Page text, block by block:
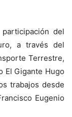
del
a través del
Terrestre,
El Gigante Hugo
trabajos desde
Eugenio